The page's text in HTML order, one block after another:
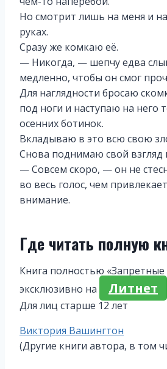
Но смотрит лишь на меня и
руках.
Сразу же комкаю её.
— Никогда, — шепчу едва
медленно, чтобы он смог
Для наглядности бросаю
под ноги и наступаю на него
осенних ботинок.
Вкладываю в это всю свою
Снова поднимаю свой взгляд
— Совсем скоро, — он не
во весь голос, чем
внимание.
Где читать полную
Книга полностью «Запретные
эксклюзивно на
Литнет
Для лиц старше 12 лет
Метки
записи:
Виктория Вашингтон
(Другие книги автора, в том